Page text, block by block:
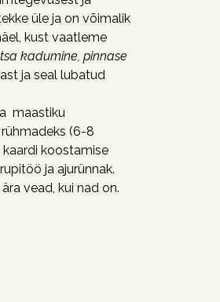
üle ja on võimalik
kust vaatleme
kadumine, pinnase
ja seal lubatud
maastiku
(6-8
kaardi koostamise
ja ajurünnak.
vead, kui nad on.